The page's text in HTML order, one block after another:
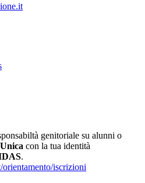
genitoriale su alunni o
con la tua identità
.
iscrizioni